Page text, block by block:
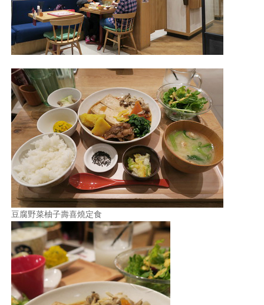
媒體報導一覽
合作與代言
訂閱電子報
豆腐野菜柚子壽喜燒定食